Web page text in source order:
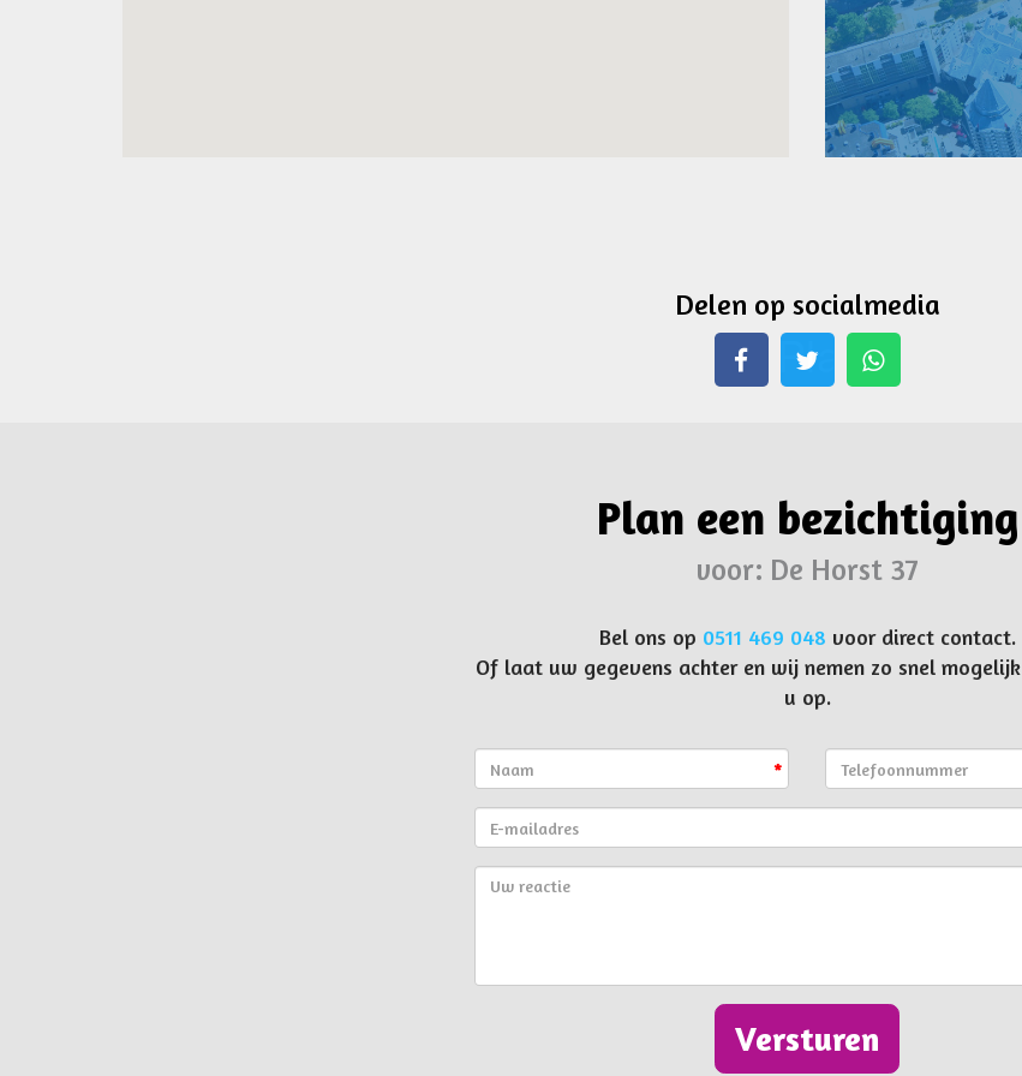
Delen op socialmedia
Whatsapp
Plan een bezichtiging
voor: De Horst 37
Bel ons op 0511 469 048 voor direct contact.
Of laat uw gegevens achter en wij nemen zo snel
u op.
*
Versturen